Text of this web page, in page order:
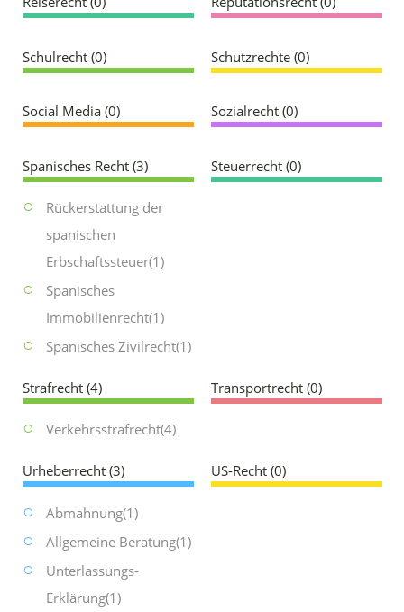
Schulrecht(0) Schutzrechte(0)
Social Media(0) Sozialrecht(0)
Spanisches Recht(3)
Rückerstattung der
spanischen
Erbschaftssteuer(1)
Spanisches
Immobilienrecht(1)
Spanisches Zivilrecht(1)
Steuerrecht(0)
Strafrecht(4)
Verkehrsstrafrecht(4)
Transportrecht(0)
Urheberrecht(3)
Abmahnung(1)
Allgemeine Beratung(1)
Unterlassungs-
Erklärung(1)
US-Recht(0)